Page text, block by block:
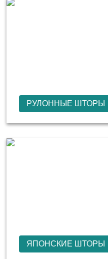
РУЛОННЫЕ ШТОРЫ
ЯПОНСКИЕ ШТОРЫ